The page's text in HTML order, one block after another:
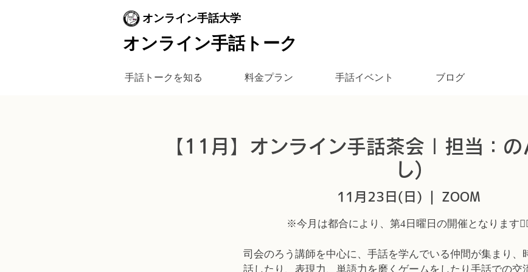
オンライン手話大学
オンライン手話トーク
手話トークを知る 料金プラン 手話イベント ブログ
【11月】オンライン手話茶会 | 担当：
し)
11月23日(日) ZOOM
※今月は都合により、第4日曜日の開催となります
司会のろう講師を中心に、手話を学んでいる仲間が集まり、
話したり、表現力、単語力を磨くゲームをしたり手話での交